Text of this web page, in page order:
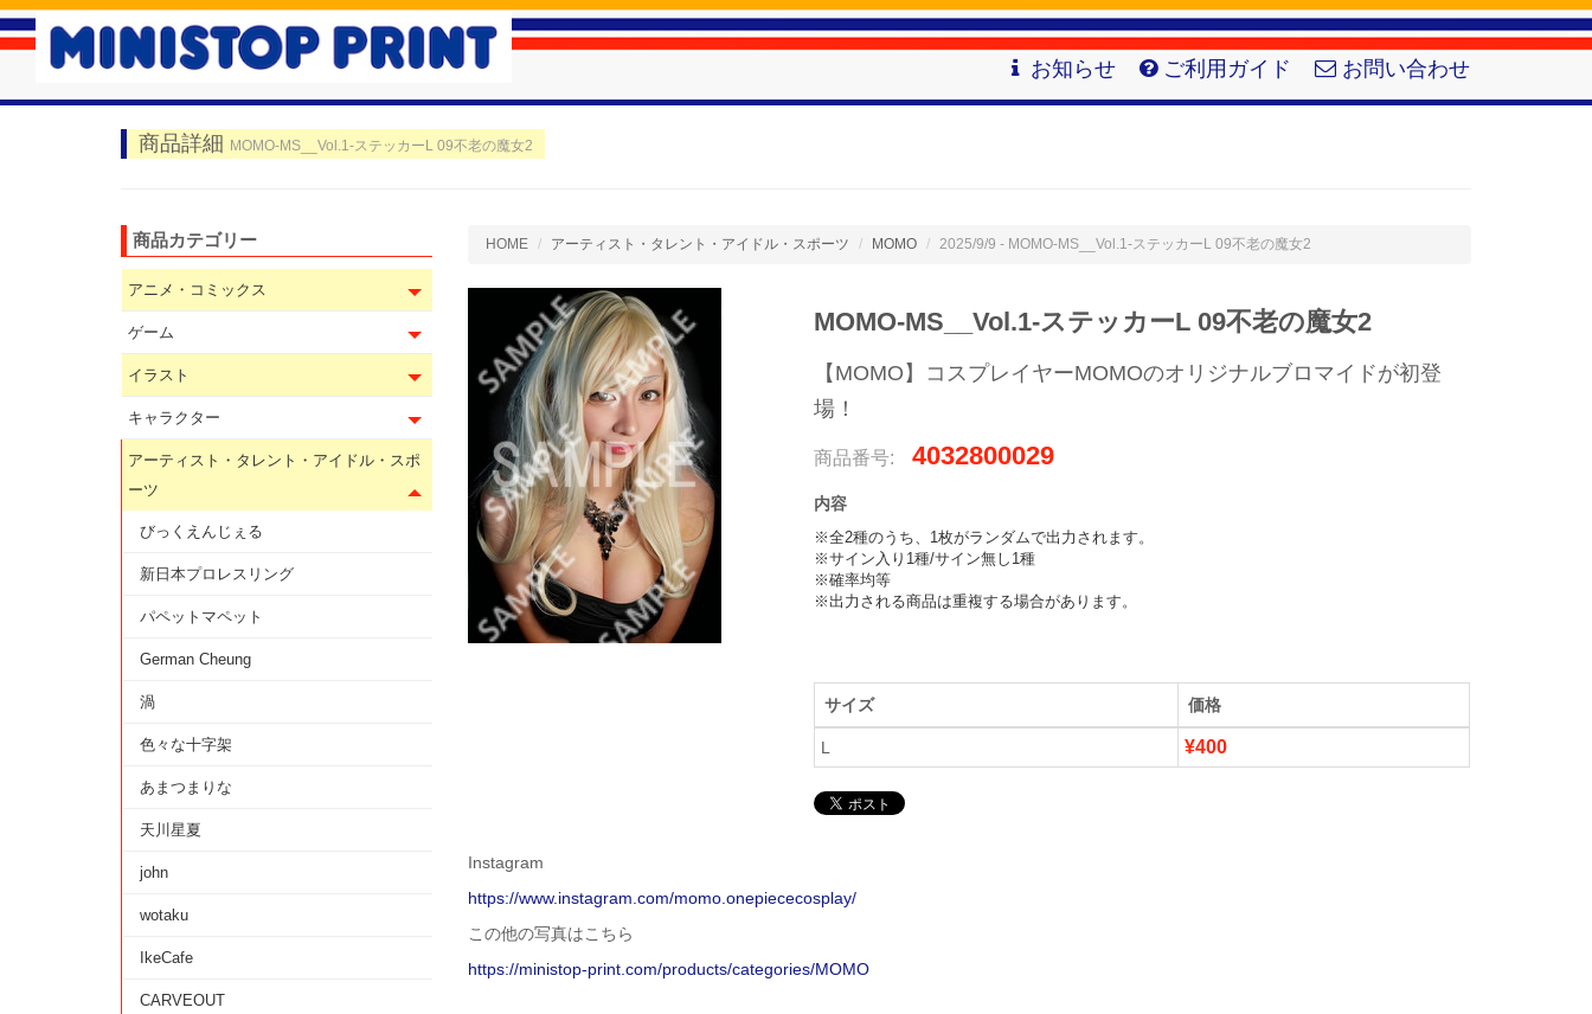
お知らせ ご利用ガイド お問い合わせ
商品詳細 MOMO-MS__Vol.1-ステッカーL 09不老の魔女2
HOME アーティスト・タレント・アイドル・スポーツ MOMO 2025/9/9 - MOMO-MS__Vol.1-ステッカーL 09不老の魔女2
MOMO-MS__Vol.1-ステッカーL 09不老の魔女2
【MOMO】コスプレイヤーMOMOのオリジナルブロマイドが初登
場！
商品番号: 4032800029
内容
※全2種のうち、1枚がランダムで出力されます。
※サイン入り1種/サイン無し1種
※確率均等
※出力される商品は重複する場合があります。
サイズ 価格
L ¥400
Instagram
https://www.instagram.com/momo.onepiececosplay/
この他の写真はこちら
https://ministop-print.com/products/categories/MOMO
商品カテゴリー
アニメ・コミックス
ゲーム
イラスト
キャラクター
アーティスト・タレント・アイドル・スポ
ーツ
びっくえんじぇる
新日本プロレスリング
パペットマペット
German Cheung
渦
色々な十字架
あまつまりな
天川星夏
john
wotaku
IkeCafe
CARVEOUT